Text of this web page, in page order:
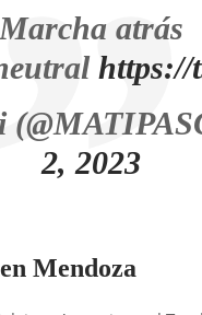
Marcha atrás
2, 2023
Mendoza